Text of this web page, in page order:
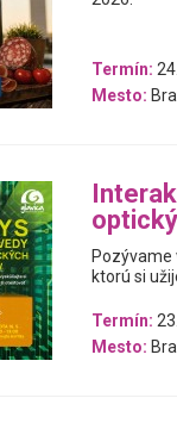
Termín:
Mesto:
Pozývame
ktorú si
Termín:
Mesto: